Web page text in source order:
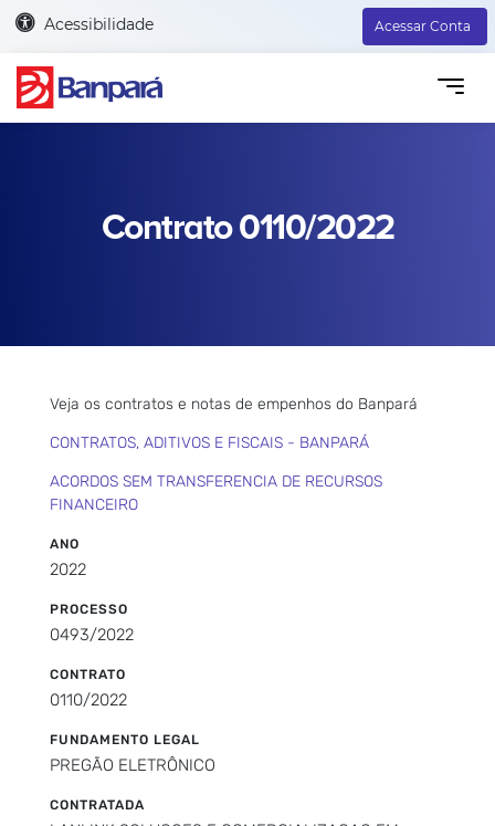
Acessibilidade Acessar Conta
Contrato 0110/2022
Veja os contratos e notas de empenhos do Banpará
CONTRATOS, ADITIVOS E FISCAIS - BANPARÁ
ACORDOS SEM TRANSFERENCIA DE RECURSOS
FINANCEIRO
ANO
2022
PROCESSO
0493/2022
CONTRATO
0110/2022
FUNDAMENTO LEGAL
PREGÃO ELETRÔNICO
CONTRATADA